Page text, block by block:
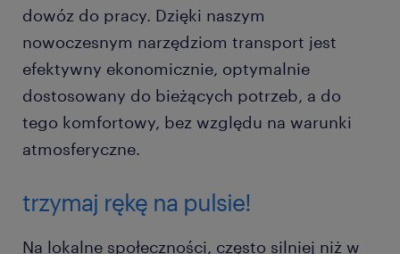
dowóz do pracy. Dzięki naszym
nowoczesnym narzędziom transport jest
efektywny ekonomicznie, optymalnie
dostosowany do bieżących potrzeb, a do
tego komfortowy, bez względu na warunki
atmosferyczne.
trzymaj rękę na pulsie!
Na lokalne społeczności, często silniej niż w